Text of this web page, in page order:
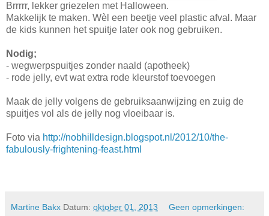
Brrrrr, lekker griezelen met Halloween.
Makkelijk te maken. Wèl een beetje veel plastic afval. Maar
de kids kunnen het spuitje later ook nog gebruiken.
Nodig;
- wegwerpspuitjes zonder naald (apotheek)
- rode jelly, evt wat extra rode kleurstof toevoegen
Maak de jelly volgens de gebruiksaanwijzing en zuig de
spuitjes vol als de jelly nog vloeibaar is.
Foto via http://nobhilldesign.blogspot.nl/2012/10/the-
fabulously-frightening-feast.html
Martine Bakx Datum: oktober 01, 2013 Geen opmerkingen: